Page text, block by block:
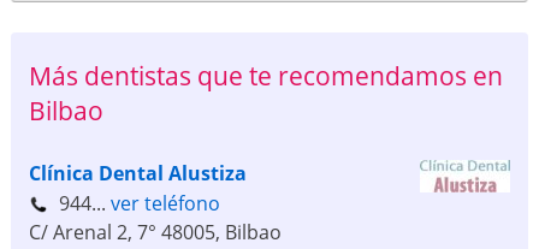
Más dentistas que te recomendamos en
Bilbao
Clínica Dental Alustiza
944... ver teléfono
C/ Arenal 2, 7° 48005, Bilbao